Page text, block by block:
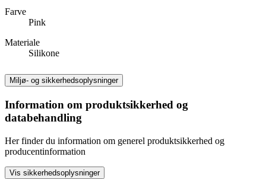
Farve
Pink
Materiale
Silikone
Miljø- og sikkerhedsoplysninger
Information om produktsikkerhed og
databehandling
Her finder du information om generel produktsikkerhed og
producentinformation
Vis sikkerhedsoplysninger